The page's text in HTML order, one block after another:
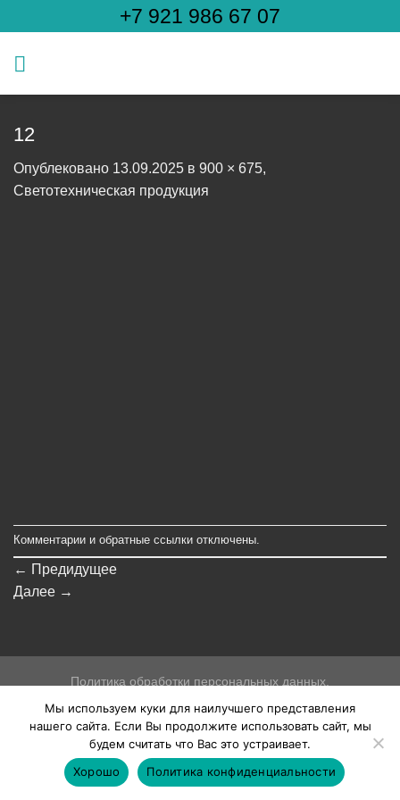
to
content
+7 921 986 67 07
12
Опублековано 13.09.2025 в 900 × 675,
Светотехническая продукция
Комментарии и обратные ссылки отключены.
← Предидущее
Далее →
Политика обработки персональных данных.
Copyright 2026 ©Holstpechat Создание и продвижение сайтов
Мы используем куки для наилучшего представления
нашего сайта. Если Вы продолжите использовать сайт, мы
будем считать что Вас это устраивает.
Хорошо
Политика конфиденциальности